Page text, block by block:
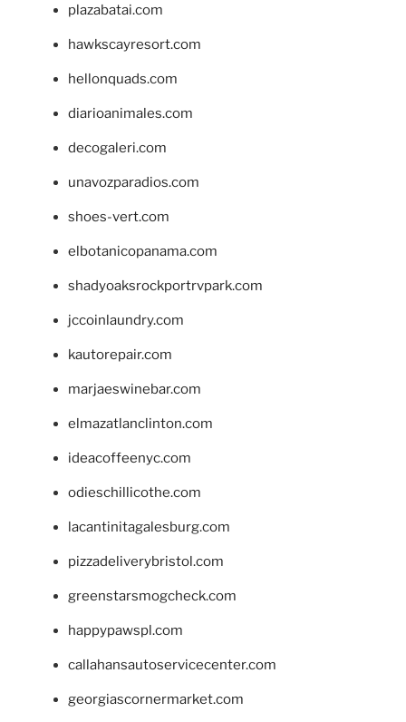
plazabatai.com
hawkscayresort.com
hellonquads.com
diarioanimales.com
decogaleri.com
unavozparadios.com
shoes-vert.com
elbotanicopanama.com
shadyoaksrockportrvpark.com
jccoinlaundry.com
kautorepair.com
marjaeswinebar.com
elmazatlanclinton.com
ideacoffeenyc.com
odieschillicothe.com
lacantinitagalesburg.com
pizzadeliverybristol.com
greenstarsmogcheck.com
happypawspl.com
callahansautoservicecenter.com
georgiascornermarket.com